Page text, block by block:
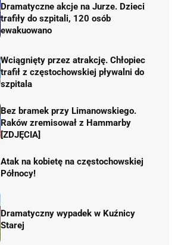
Dramatyczne akcje na Jurze. Dzieci
trafiły do szpitali, 120 osób
ewakuowano
Wciągnięty przez atrakcję. Chłopiec
trafił z częstochowskiej pływalni do
szpitala
Bez bramek przy Limanowskiego.
Raków zremisował z Hammarby
[ZDJĘCIA]
Atak na kobietę na częstochowskiej
Północy!
Dramatyczny wypadek w Kuźnicy
Starej